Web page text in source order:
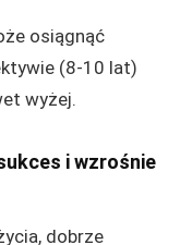
osiągnąć
(8-10 lat)
wyżej.
i wzrośnie
dobrze